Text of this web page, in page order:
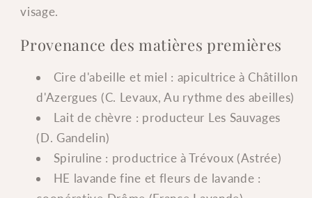
visage.
Provenance des matières premières
Cire d'abeille et miel : apicultrice à Châtillon
d'Azergues (C. Levaux, Au rythme des abeilles)
Lait de chèvre : producteur Les Sauvages
(D. Gandelin)
Spiruline : productrice à Trévoux (Astrée)
HE lavande fine et fleurs de lavande :